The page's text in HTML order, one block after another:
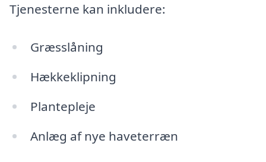
Tjenesterne kan inkludere:
Græsslåning
Hækkeklipning
Plantepleje
Anlæg af nye haveterræn